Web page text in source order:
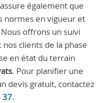
également que
normes en vigueur et
offrons un suivi
clients de la phase
en état du terrain
. Pour planifier une
devis gratuit, contactez
37.